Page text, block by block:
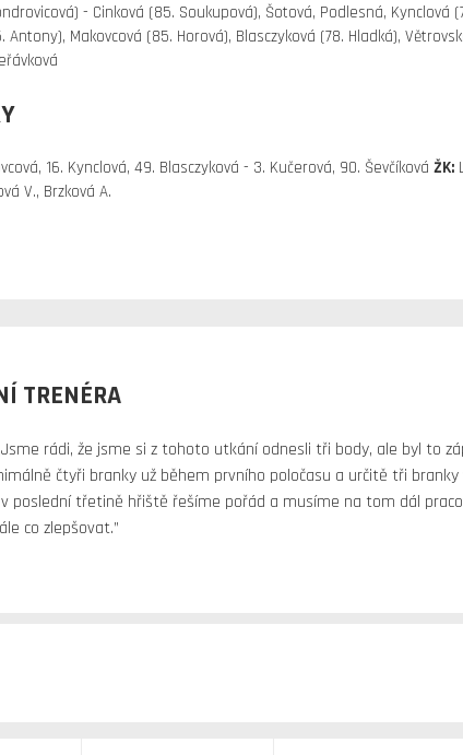
- Cinková (85. Soukupová), Šotová, Podlesná, Kynclová
Antony), Makovcová (85. Horová), Blasczyková (78. Hladká),
16. Kynclová, 49. Blasczyková - 3. Kučerová, 90. Ševčíková ŽK:
V., Brzková A.
TRENÉRA
rádi, že jsme si z tohoto utkání odnesli tři body, ale byl to
čtyři branky už během prvního poločasu a určitě tři branky
v poslední třetině hřiště řešíme pořád a musíme na tom dál
co zlepšovat.”